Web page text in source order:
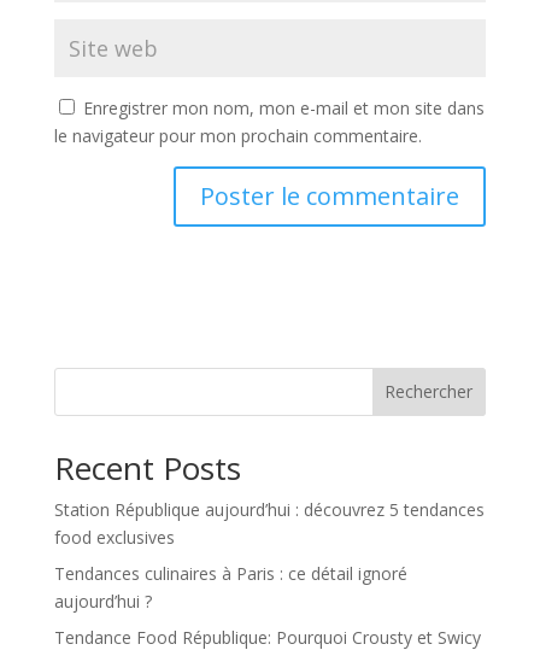
Enregistrer mon nom, mon e-mail et mon site dans
le navigateur pour mon prochain commentaire.
Rechercher
Recent Posts
Station République aujourd’hui : découvrez 5 tendances
food exclusives
Tendances culinaires à Paris : ce détail ignoré
aujourd’hui ?
Tendance Food République: Pourquoi Crousty et Swicy